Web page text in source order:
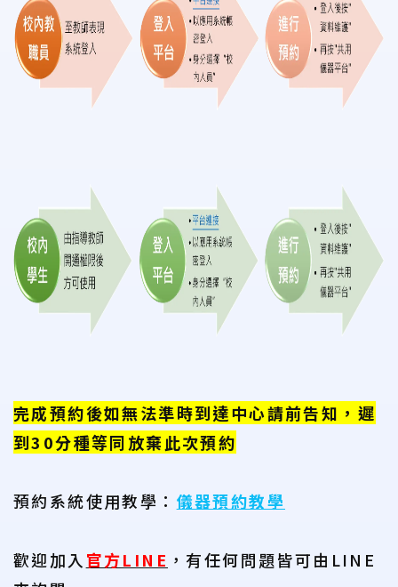
完成預約後如無法準時到達中心請前告知，遲
到30分種等同放棄此次預約
預約系統使用教學： 儀器預約教學
歡迎加入官方LINE ，有任何問題皆可由LINE